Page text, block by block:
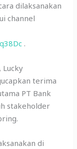
dilaksanakan
channel
.
Lucky
terima
PT Bank
stakeholder
di